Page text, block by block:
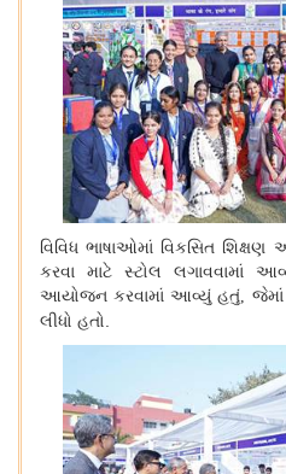
વિવિધ ભાષાઓમાં વિકસિત શિક્ષણ
કરવા માટે સ્ટોલ લગાવવામાં
આયોજન કરવામાં આવ્યું હતું, જેમાં
લીધો હતો.